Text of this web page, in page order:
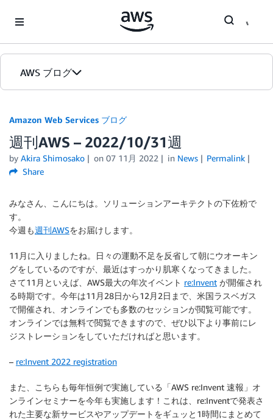
AWS ブログ
カテゴリ
エディション
Amazon Web Services ブログ
週刊AWS – 2022/10/31週
by Akira Shimosako on 07 11月 2022 in News
Permalink
Share
みなさん、こんにちは。ソリューションアーキテクトの下佐粉で
す。
今週も週刊AWSをお届けします。
11月に入りましたね。日々の運動不足を反省して朝にウオーキン
グをしているのですが、最近はすっかり肌寒くなってきました。
さて11月といえば、AWS最大の年次イベント re:Invent が開催され
る時期です。今年は11月28日から12月2日まで、米国ラスベガス
で開催され、オンラインでも多数のセッションが閲覧可能です。
オンラインでは無料で閲覧できますので、ぜひ以下より事前にレ
ジストレーションをしていただければと思います。
– re:Invent 2022 registration
また、こちらも毎年恒例で実施している「AWS re:Invent 速報」オ
ンラインセミナーを今年も実施します！これは、re:Inventで発表さ
れた主要な新サービスやアップデートをギュッと1時間にまとめて